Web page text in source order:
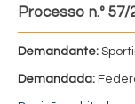
Processo n.º 57/
Demandante:
Demandada: